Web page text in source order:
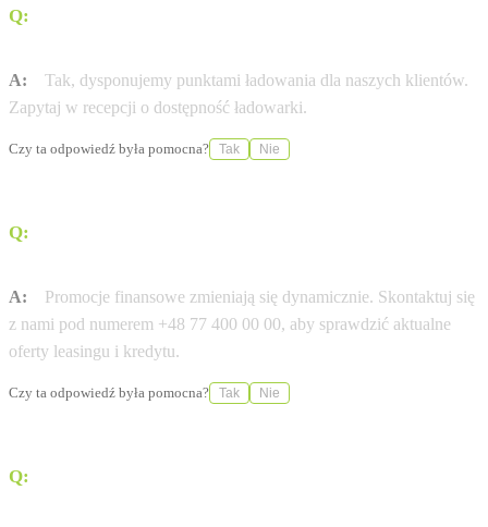
Q:
A:
Tak, dysponujemy punktami ładowania dla naszych klientów.
Zapytaj w recepcji o dostępność ładowarki.
Czy ta odpowiedź była pomocna? Tak Nie
Q:
A:
Promocje finansowe zmieniają się dynamicznie. Skontaktuj się
z nami pod numerem +48 77 400 00 00, aby sprawdzić aktualne
oferty leasingu i kredytu.
Czy ta odpowiedź była pomocna? Tak Nie
Q: